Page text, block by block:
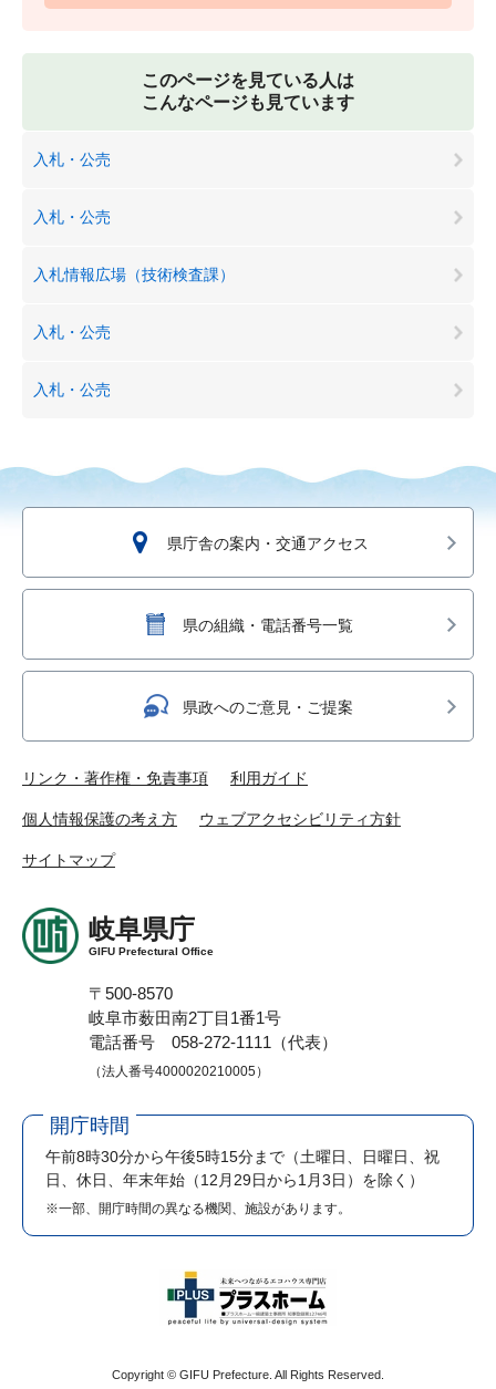
このページを見ている人は
こんなページも見ています
入札・公売
入札・公売
入札情報広場（技術検査課）
入札・公売
入札・公売
県庁舎の案内・交通アクセス
県の組織・電話番号一覧
県政へのご意見・ご提案
リンク・著作権・免責事項 利用ガイド
個人情報保護の考え方 ウェブアクセシビリティ方針
サイトマップ
岐阜県庁
GIFU Prefectural Office
〒500-8570
岐阜市薮田南2丁目1番1号
電話番号 058-272-1111（代表）
（法人番号4000020210005）
開庁時間
午前8時30分から午後5時15分まで （土曜日、日曜日、祝
日、休日、年末年始（12月29日から1月3日）を除く）
※一部、開庁時間の異なる機関、施設があります。
Copyright © GIFU Prefecture. All Rights Reserved.